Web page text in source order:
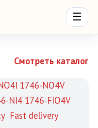
☰
Смотреть каталог